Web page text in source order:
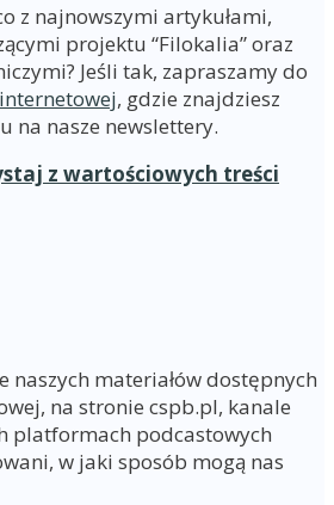
z najnowszymi artykułami,
projektu “Filokalia” oraz
Jeśli tak, zapraszamy do
, gdzie znajdziesz
na nasze newslettery.
z wartościowych treści
naszych materiałów dostępnych
na stronie cspb.pl, kanale
platformach podcastowych
w jaki sposób mogą nas